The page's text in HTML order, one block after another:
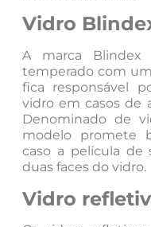
Vidro
A marca
temperado com
fica responsável
vidro em casos de
Denominado de
modelo promete
caso a película de
duas faces do vidro.
Vidro